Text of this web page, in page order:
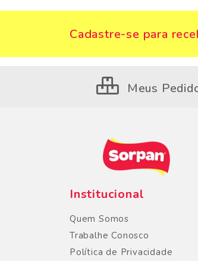
Cadastre-se para
Meus
Institucional
Quem Somos
Trabalhe Conosco
Política de Privacidade